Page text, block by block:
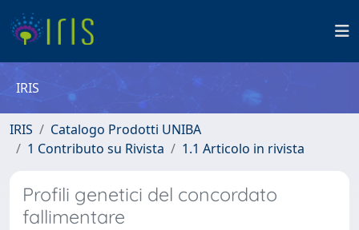
IRIS
IRIS
Catalogo Prodotti UNIBA
1 Contributo su Rivista
1.1 Articolo in rivista
Profili genetici del concordato
fallimentare